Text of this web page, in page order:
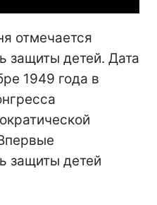
отмечается
детей. Дата
1949 года в
защиты детей